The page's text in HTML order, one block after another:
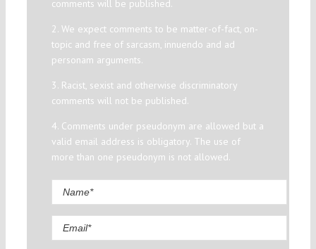
comments will be published.
2. We expect comments to be matter-of-fact, on-
topic and free of sarcasm, innuendo and ad
personam arguments.
3. Racist, sexist and otherwise discriminatory
comments will not be published.
4. Comments under pseudonym are allowed but a
valid email address is obligatory. The use of
more than one pseudonym is not allowed.